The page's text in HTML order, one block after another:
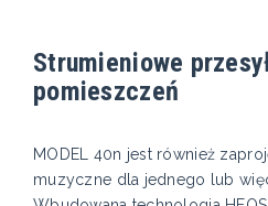
Strumieniowe
pomieszczeń
MODEL 40n jest również
muzyczne dla jednego lub